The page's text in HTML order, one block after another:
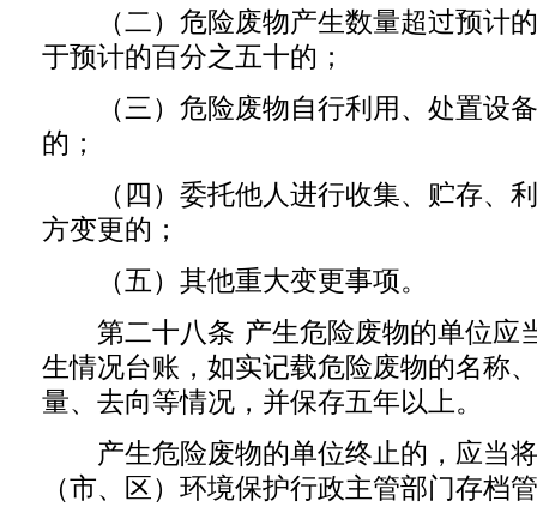
（二）危险废物产生数量超过预计
于预计的百分之五十的；
（三）危险废物自行利用、处置设
的；
（四）委托他人进行收集、贮存、
方变更的；
（五）其他重大变更事项。
第二十八条 产生危险废物的单位应
生情况台账，如实记载危险废物的名称
量、去向等情况，并保存五年以上。
产生危险废物的单位终止的，应当
（市、区）环境保护行政主管部门存档